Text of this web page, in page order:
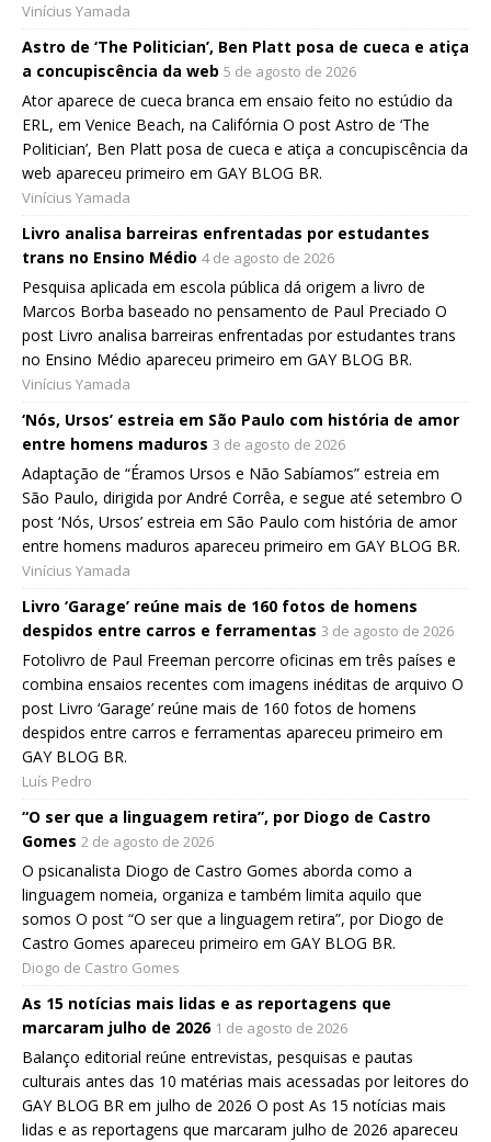
Vinícius Yamada
Astro de ‘The Politician’, Ben Platt posa de cueca e atiça
a concupiscência da web 5 de agosto de 2026
Ator aparece de cueca branca em ensaio feito no estúdio da
ERL, em Venice Beach, na Califórnia O post Astro de ‘The
Politician’, Ben Platt posa de cueca e atiça a concupiscência da
web apareceu primeiro em GAY BLOG BR.
Vinícius Yamada
Livro analisa barreiras enfrentadas por estudantes
trans no Ensino Médio 4 de agosto de 2026
Pesquisa aplicada em escola pública dá origem a livro de
Marcos Borba baseado no pensamento de Paul Preciado O
post Livro analisa barreiras enfrentadas por estudantes trans
no Ensino Médio apareceu primeiro em GAY BLOG BR.
Vinícius Yamada
‘Nós, Ursos’ estreia em São Paulo com história de amor
entre homens maduros 3 de agosto de 2026
Adaptação de “Éramos Ursos e Não Sabíamos” estreia em
São Paulo, dirigida por André Corrêa, e segue até setembro O
post ‘Nós, Ursos’ estreia em São Paulo com história de amor
entre homens maduros apareceu primeiro em GAY BLOG BR.
Vinícius Yamada
Livro ‘Garage’ reúne mais de 160 fotos de homens
despidos entre carros e ferramentas 3 de agosto de 2026
Fotolivro de Paul Freeman percorre oficinas em três países e
combina ensaios recentes com imagens inéditas de arquivo O
post Livro ‘Garage’ reúne mais de 160 fotos de homens
despidos entre carros e ferramentas apareceu primeiro em
GAY BLOG BR.
Luís Pedro
“O ser que a linguagem retira”, por Diogo de Castro
Gomes 2 de agosto de 2026
O psicanalista Diogo de Castro Gomes aborda como a
linguagem nomeia, organiza e também limita aquilo que
somos O post “O ser que a linguagem retira”, por Diogo de
Castro Gomes apareceu primeiro em GAY BLOG BR.
Diogo de Castro Gomes
As 15 notícias mais lidas e as reportagens que
marcaram julho de 2026 1 de agosto de 2026
Balanço editorial reúne entrevistas, pesquisas e pautas
culturais antes das 10 matérias mais acessadas por leitores do
GAY BLOG BR em julho de 2026 O post As 15 notícias mais
lidas e as reportagens que marcaram julho de 2026 apareceu